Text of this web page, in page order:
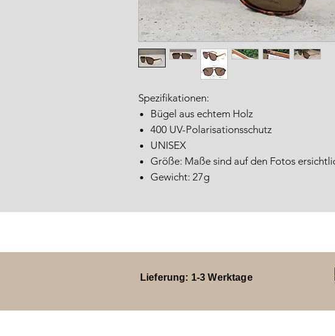
Spezifikationen:
Bügel aus echtem Holz
400 UV-Polarisationsschutz
UNISEX
Größe: Maße sind auf den Fotos
Gewicht: 27g
Lieferung: 1-3 Werktage